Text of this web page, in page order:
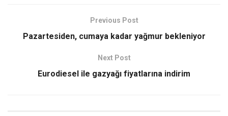
Previous Post
Pazartesiden, cumaya kadar yağmur bekleniyor
Next Post
Eurodiesel ile gazyağı fiyatlarına indirim